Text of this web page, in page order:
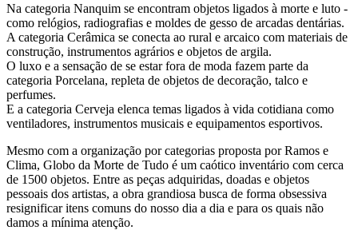
Na categoria Nanquim se encontram objetos ligados à morte e luto -
como relógios, radiografias e moldes de gesso de arcadas dentárias.
A categoria Cerâmica se conecta ao rural e arcaico com materiais de
construção, instrumentos agrários e objetos de argila.
O luxo e a sensação de se estar fora de moda fazem parte da
categoria Porcelana, repleta de objetos de decoração, talco e
perfumes.
E a categoria Cerveja elenca temas ligados à vida cotidiana como
ventiladores, instrumentos musicais e equipamentos esportivos.
Mesmo com a organização por categorias proposta por Ramos e
Clima, Globo da Morte de Tudo é um caótico inventário com cerca
de 1500 objetos. Entre as peças adquiridas, doadas e objetos
pessoais dos artistas, a obra grandiosa busca de forma obsessiva
resignificar itens comuns do nosso dia a dia e para os quais não
damos a mínima atenção.